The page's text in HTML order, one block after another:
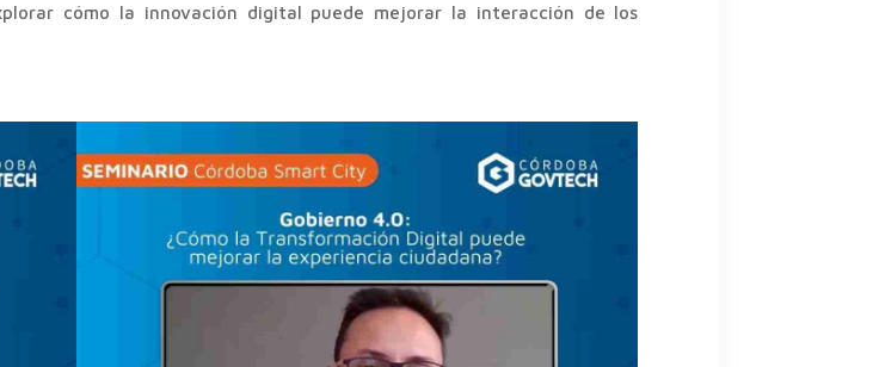
cómo la innovación digital puede mejorar la interacción de los